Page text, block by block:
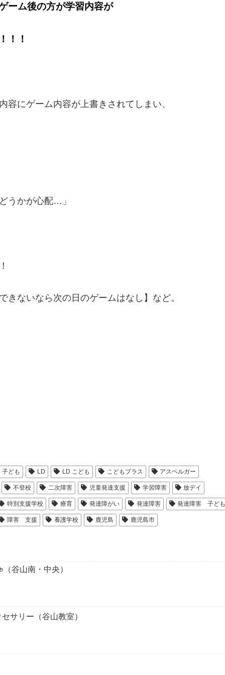
ーム後の方が学習内容が
！！
にゲーム内容が上書きされてしまい、
うかが心配…」
きないなら次の日のゲームはなし】など。
ども LD LD こども こどもプラス アスペルガー
不登校 二次障害 児童発達支援 学習障害 放デイ
特別支援学校 療育 発達障がい 発達障害 発達障害 子ども
障害 支援 養護学校 鹿児島 鹿児島市
谷山南・中央）
サリー（谷山教室）